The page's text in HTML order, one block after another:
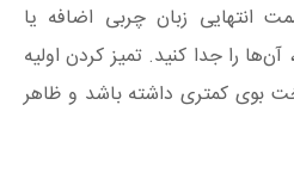
انتهایی زبان چربی اضافه یا
را جدا کنید. تمیز کردن اولیه
بوی کمتری داشته باشد و ظاهر